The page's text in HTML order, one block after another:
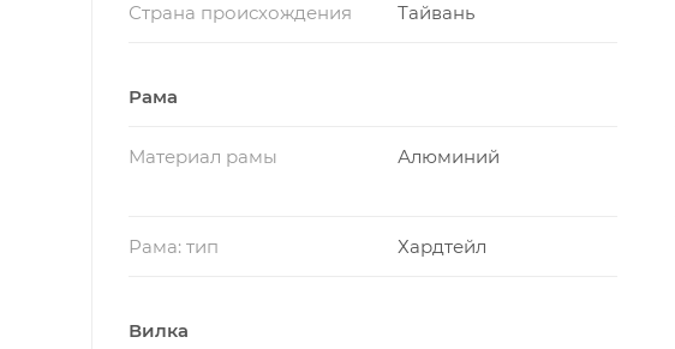
Страна происхождения Тайвань
Рама
Материал рамы Алюминий
Рама: тип Хардтейл
Вилка